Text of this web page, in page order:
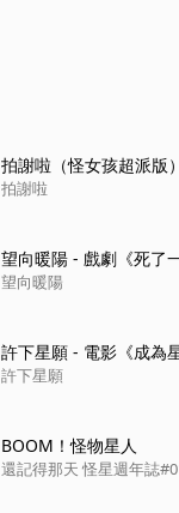
拍謝啦（怪女孩超派版
拍謝啦
望向暖陽 - 戲劇《死了
望向暖陽
許下星願 - 電影《成為
許下星願
BOOM！怪物星人
還記得那天 怪星週年誌